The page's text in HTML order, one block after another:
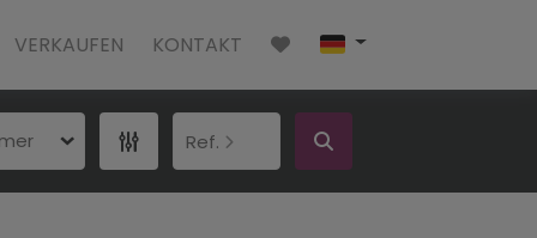
VERKAUFEN KONTAKT
Ref.